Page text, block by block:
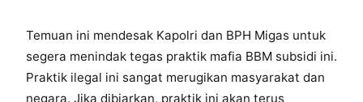
Temuan ini mendesak Kapolri dan BPH Migas untuk
segera menindak tegas praktik mafia BBM subsidi ini.
Praktik ilegal ini sangat merugikan masyarakat dan
negara. Jika dibiarkan, praktik ini akan terus